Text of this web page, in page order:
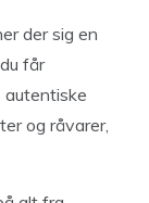
der sig en
får
autentiske
og råvarer,